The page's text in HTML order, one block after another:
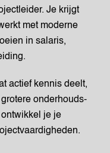
Je krijgt
met moderne
in salaris,
actief kennis deelt,
onderhouds-
je je